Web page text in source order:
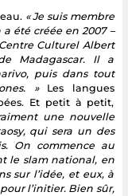
« Je suis membre
été créée en 2007 –
Culturel Albert
Madagascar. Il a
puis dans tout
»Les langues
Et petit à petit,
une nouvelle
qui sera un des
On commence au
le slam national, en
sur l’idée, et eux, à
l’initier. Bien sûr,